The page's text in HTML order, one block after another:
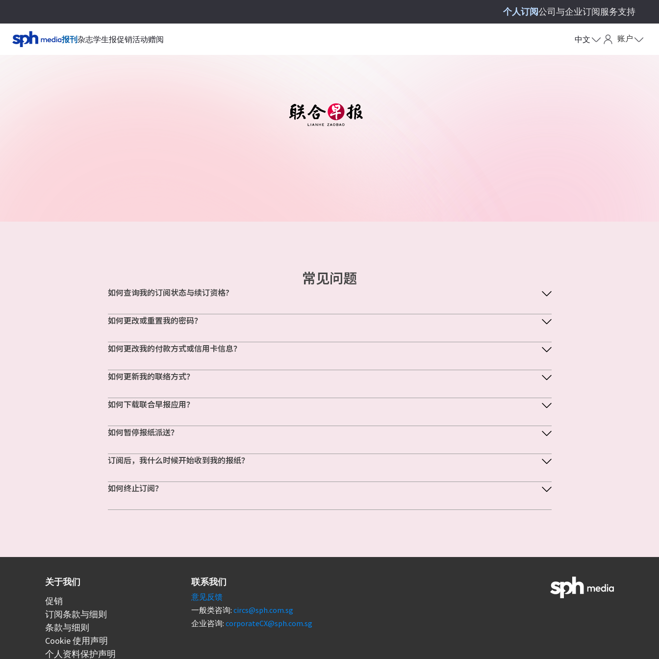
个人订阅公司与企业订阅服务支持
报刊杂志学生报促销活动赠阅 中文 账户
常见问题
如何查询我的订阅状态与续订资格?
如何更改或重置我的密码？
如何更改我的付款方式或信用卡信息？
如何更新我的联络方式？
如何下载联合早报应用？
如何暂停报纸派送？
订阅后，我什么时候开始收到我的报纸？
如何终止订阅？
关于我们
促销
订阅条款与细则
条款与细则
Cookie 使用声明
个人资料保护声明
联系我们
意见反馈
一般类咨询: circs@sph.com.sg
企业咨询: corporateCX@sph.com.sg